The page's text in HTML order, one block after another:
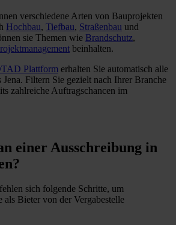
verschiedene Arten von Bauprojekten
Hochbau, Tiefbau, Straßenbau und
sie Themen wie Brandschutz,
beinhalten.
Plattform erhalten Sie automatisch alle
Jena. Filtern Sie gezielt nach Ihrer Branche
zahlreiche Auftragschancen im
einer Ausschreibung in
sich folgende Schritte, um
als Bieter von der Vergabestelle